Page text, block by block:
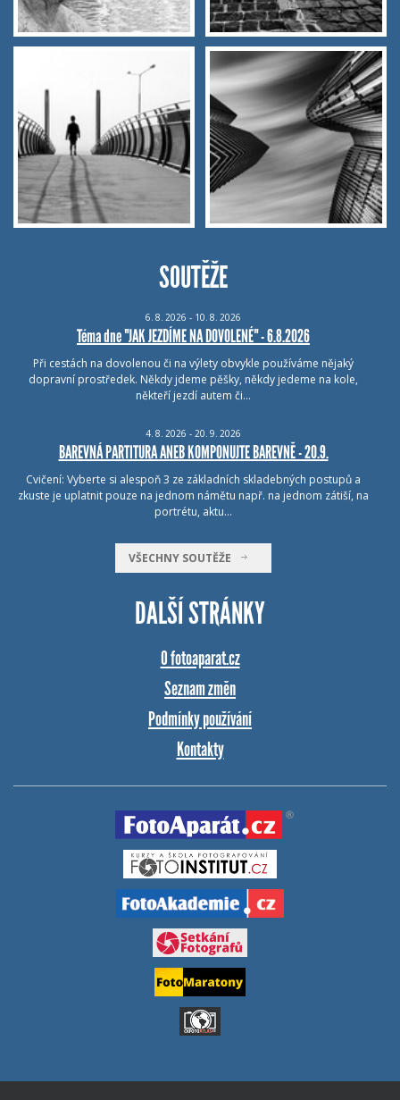
SOUTĚŽE
6. 8. 2026 - 10. 8. 2026
Téma dne "JAK JEZDÍME NA DOVOLENÉ" - 6.8.2026
Při cestách na dovolenou či na výlety obvykle používáme nějaký
dopravní prostředek. Někdy jdeme pěšky, někdy jedeme na kole,
někteří jezdí autem či…
4. 8. 2026 - 20. 9. 2026
BAREVNÁ PARTITURA ANEB KOMPONUJTE BAREVNĚ - 20.9.
Cvičení: Vyberte si alespoň 3 ze základních skladebných postupů a
zkuste je uplatnit pouze na jednom námětu např. na jednom zátiší, na
portrétu, aktu…
VŠECHNY SOUTĚŽE
DALŠÍ STRÁNKY
O fotoaparat.cz
Seznam změn
Podmínky používání
Kontakty